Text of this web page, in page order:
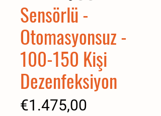
Sensörlü -
Otomasyonsuz -
100-150 Kişi
Dezenfeksiyon
€1.475,00